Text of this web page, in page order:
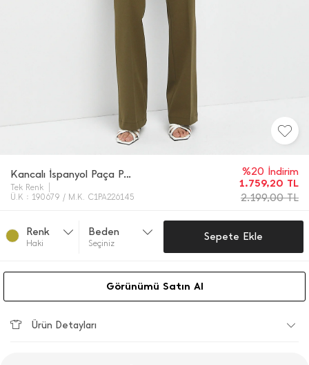
Kancalı İ̇spanyol Paça Pantolon
Tek Renk
Ü.K : 190679 / M.K. C1PA226145
%20 İndirim
1.759,20 TL
2.199,00TL
Renk
Haki̇
Beden
Seçiniz
Sepete Ekle
Görünümü Satın Al
Ürün Detayları